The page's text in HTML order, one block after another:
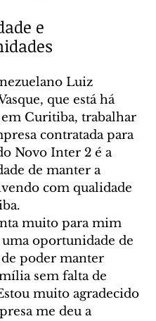
e
Luiz
que está há
em Curitiba, trabalhar
contratada para
Novo Inter 2 é a
de manter a
com qualidade
muito para mim
oportunidade de
poder manter
sem falta de
muito agradecido
me deu a